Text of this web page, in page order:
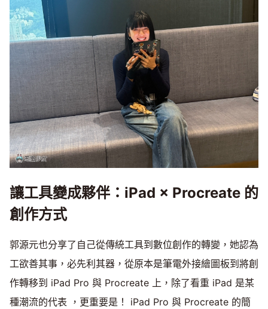
讓工具變成夥伴：iPad × Procreate 的
創作方式
郭源元也分享了自己從傳統工具到數位創作的轉變，她認為
工欲善其事，必先利其器，從原本是筆電外接繪圖板到將創
作轉移到 iPad Pro 與 Procreate 上，除了看重 iPad 是某
種潮流的代表 ，更重要是！ iPad Pro 與 Procreate 的簡